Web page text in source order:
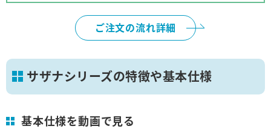
ご注文の流れ詳細
サザナシリーズの特徴や基本仕様
基本仕様を動画で見る